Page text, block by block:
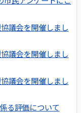
議会を開催しまし
議会を開催しまし
議会を開催しまし
る評価について